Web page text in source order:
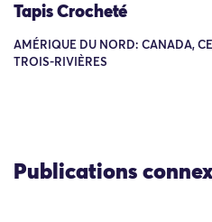
Tapis Crocheté
AMÉRIQUE DU NORD: CANADA,
TROIS-RIVIÈRES
Publications